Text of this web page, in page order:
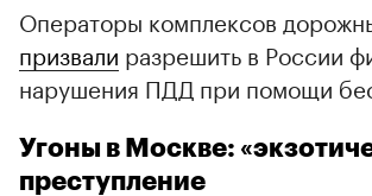
Операторы комплексов
призвали разрешить в России
нарушения ПДД при помощи
Угоны в Москве:
преступление